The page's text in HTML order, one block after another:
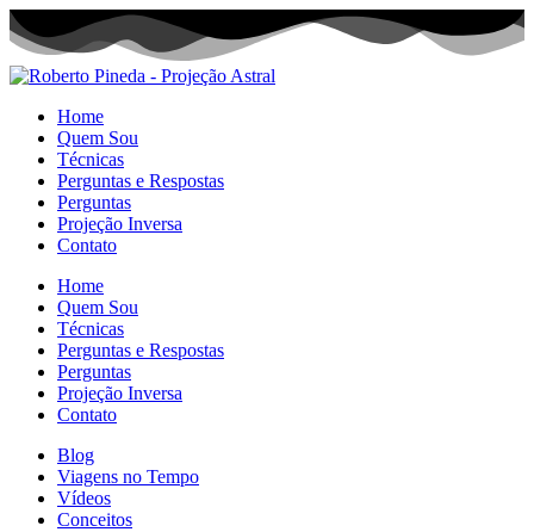
Home
Quem Sou
Técnicas
Perguntas e Respostas
Perguntas
Projeção Inversa
Contato
Home
Quem Sou
Técnicas
Perguntas e Respostas
Perguntas
Projeção Inversa
Contato
Blog
Viagens no Tempo
Vídeos
Conceitos